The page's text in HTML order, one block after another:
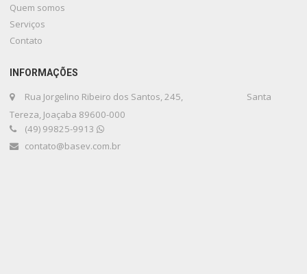
Quem somos
Serviços
Contato
INFORMAÇÕES
Rua Jorgelino Ribeiro dos Santos, 245, Santa
Tereza, Joaçaba 89600-000
(49) 99825-9913
contato@basev.com.br